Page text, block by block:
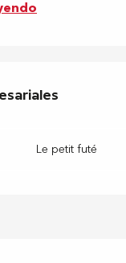
Le petit futé